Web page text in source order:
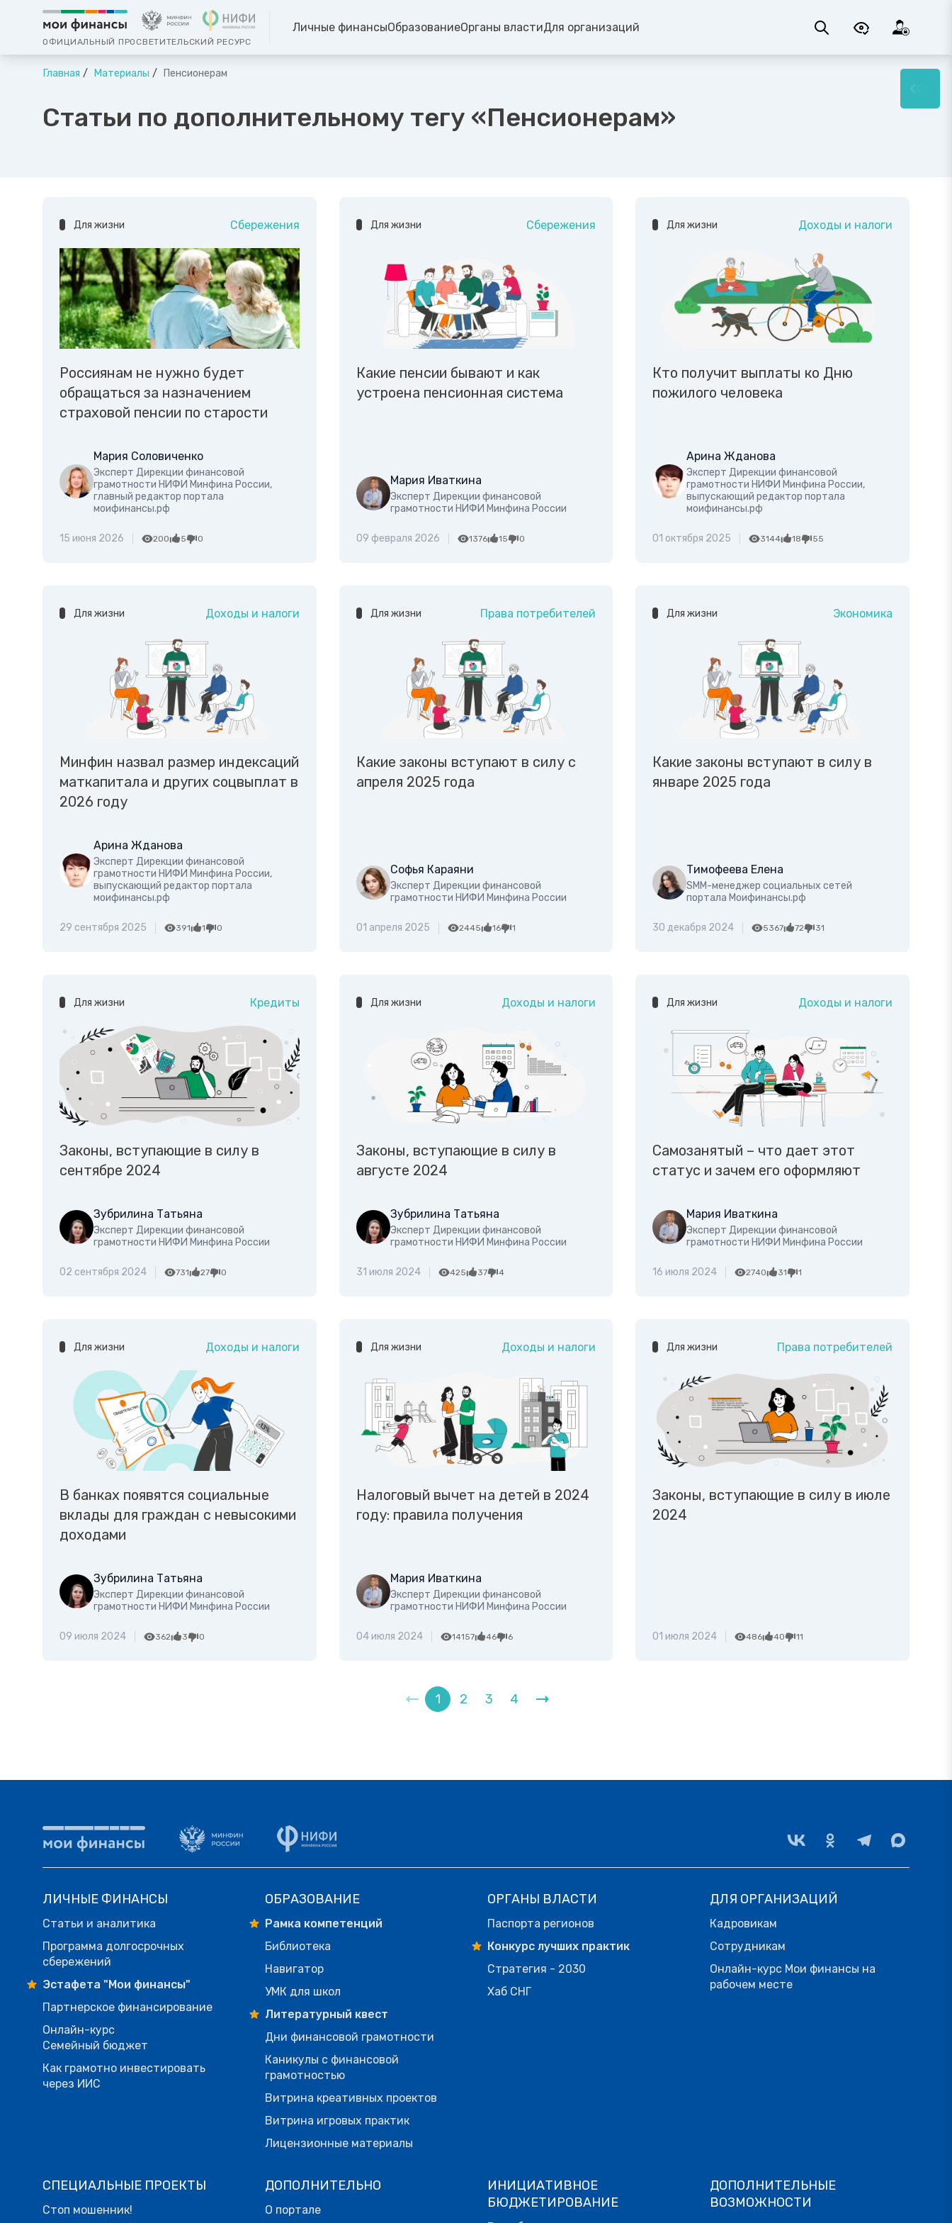
ОФИЦИАЛЬНЫЙ ПРОСВЕТИТЕЛЬСКИЙ РЕСУРС
Личные финансыОбразованиеОрганы властиДля организаций
Главная Материалы Пенсионерам
Статьи по дополнительному тегу «Пенсионерам»
Для жизни Сбережения
Россиянам не нужно будет
обращаться за назначением
страховой пенсии по старости
Мария Соловиченко
Эксперт Дирекции финансовой
грамотности НИФИ Минфина России,
главный редактор портала
моифинансы.рф
15 июня 2026 200 5 0
Для жизни Сбережения
Какие пенсии бывают и как
устроена пенсионная система
Мария Иваткина
Эксперт Дирекции финансовой
грамотности НИФИ Минфина России
09 февраля 2026 1376 15 0
Для жизни Доходы и налоги
Кто получит выплаты ко Дню
пожилого человека
Арина Жданова
Эксперт Дирекции финансовой
грамотности НИФИ Минфина России,
выпускающий редактор портала
моифинансы.рф
01 октября 2025 3144 18 55
Для жизни Доходы и налоги
Минфин назвал размер индексаций
маткапитала и других соцвыплат в
2026 году
Арина Жданова
Эксперт Дирекции финансовой
грамотности НИФИ Минфина России,
выпускающий редактор портала
моифинансы.рф
29 сентября 2025 391 1 0
Для жизни Права потребителей
Какие законы вступают в силу с
апреля 2025 года
Софья Караяни
Эксперт Дирекции финансовой
грамотности НИФИ Минфина России
01 апреля 2025 2445 16 1
Для жизни Экономика
Какие законы вступают в силу в
январе 2025 года
Тимофеева Елена
SMM-менеджер социальных сетей
портала Моифинансы.рф
30 декабря 2024 5367 72 31
Для жизни Кредиты
Законы, вступающие в силу в
сентябре 2024
Зубрилина Татьяна
Эксперт Дирекции финансовой
грамотности НИФИ Минфина России
02 сентября 2024 731 27 0
Для жизни Доходы и налоги
Законы, вступающие в силу в
августе 2024
Зубрилина Татьяна
Эксперт Дирекции финансовой
грамотности НИФИ Минфина России
31 июля 2024 425 37 4
Для жизни Доходы и налоги
Самозанятый – что дает этот
статус и зачем его оформляют
Мария Иваткина
Эксперт Дирекции финансовой
грамотности НИФИ Минфина России
16 июля 2024 2740 31 1
Для жизни Доходы и налоги
В банках появятся социальные
вклады для граждан с невысокими
доходами
Зубрилина Татьяна
Эксперт Дирекции финансовой
грамотности НИФИ Минфина России
09 июля 2024 362 3 0
Для жизни Доходы и налоги
Налоговый вычет на детей в 2024
году: правила получения
Мария Иваткина
Эксперт Дирекции финансовой
грамотности НИФИ Минфина России
04 июля 2024 14157 46 6
Для жизни Права потребителей
Законы, вступающие в силу в июле
2024
01 июля 2024 486 40 11
1 2 3 4
ЛИЧНЫЕ ФИНАНСЫ
Статьи и аналитика
Программа долгосрочных
сбережений
Эстафета "Мои финансы"
Партнерское финансирование
Онлайн-курс
Семейный бюджет
Как грамотно инвестировать
через ИИС
ОБРАЗОВАНИЕ
Рамка компетенций
Библиотека
Навигатор
УМК для школ
Литературный квест
Дни финансовой грамотности
Каникулы с финансовой
грамотностью
Витрина креативных проектов
Витрина игровых практик
Лицензионные материалы
ОРГАНЫ ВЛАСТИ
Паспорта регионов
Конкурс лучших практик
Стратегия - 2030
Хаб СНГ
ДЛЯ ОРГАНИЗАЦИЙ
Кадровикам
Сотрудникам
Онлайн-курс Мои финансы на
рабочем месте
СПЕЦИАЛЬНЫЕ ПРОЕКТЫ
Стоп мошенник!
ДОПОЛНИТЕЛЬНО
О портале
ИНИЦИАТИВНОЕ
БЮДЖЕТИРОВАНИЕ
ДОПОЛНИТЕЛЬНЫЕ
ВОЗМОЖНОСТИ